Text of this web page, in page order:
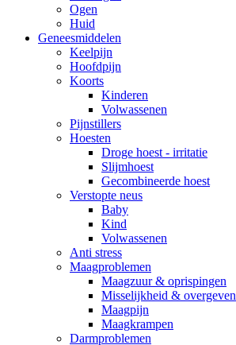
Ogen
Huid
Geneesmiddelen
Keelpijn
Hoofdpijn
Koorts
Kinderen
Volwassenen
Pijnstillers
Hoesten
Droge hoest - irritatie
Slijmhoest
Gecombineerde hoest
Verstopte neus
Baby
Kind
Volwassenen
Anti stress
Maagproblemen
Maagzuur & oprispingen
Misselijkheid & overgeven
Maagpijn
Maagkrampen
Darmproblemen